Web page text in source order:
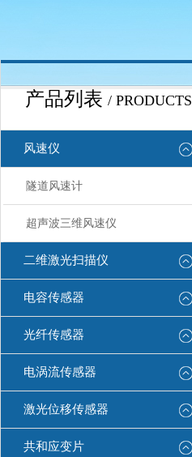
产品列表 / PRODUCTS
风速仪
隧道风速计
超声波三维风速仪
二维激光扫描仪
电容传感器
光纤传感器
电涡流传感器
激光位移传感器
共和应变片